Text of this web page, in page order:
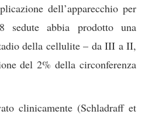
dell’apparecchio per
abbia prodotto una
della cellulite – da III a II,
del 2% della circonferenza
clinicamente (Schladraff et